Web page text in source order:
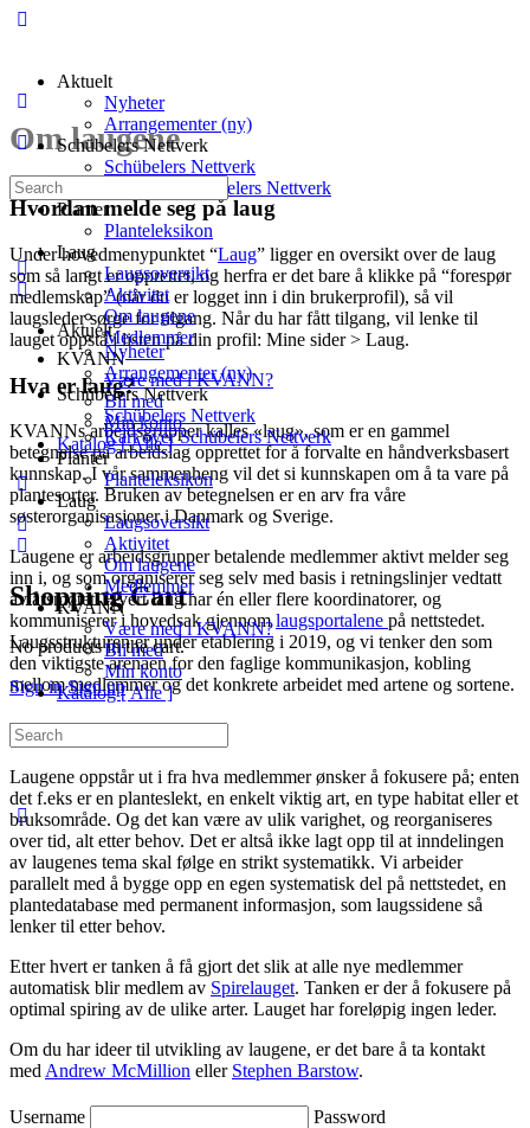
Aktuelt
Nyheter
Arrangementer (ny)
Schübelers Nettverk
Schübelers Nettverk
Kart over Schübelers Nettverk
Planter
Planteleksikon
Laug
Laugsoversikt
Aktivitet
Om laugene
Medlemmer
KVANN
Være med i KVANN?
Bli med
Min konto
Katalog [ Alle ]
Shopping Cart
No products in the cart.
Sign in Sign up
Search
for:
Aktuelt
Nyheter
Arrangementer (ny)
Schübelers Nettverk
Schübelers Nettverk
Kart over Schübelers Nettverk
Planter
Planteleksikon
Laug
Laugsoversikt
Aktivitet
Om laugene
Medlemmer
KVANN
Være med i KVANN?
Bli med
Min konto
Katalog [ Alle ]
Search
for:
Om laugene
Hvordan melde seg på laug
Under hovedmenypunktet “Laug” ligger en oversikt over de laug
som så langt er opprettet, og herfra er det bare å klikke på “forespør
medlemskap” (når du er logget inn i din brukerprofil), så vil
laugsleder sørge for tilgang. Når du har fått tilgang, vil lenke til
lauget oppstå i listen på din profil: Mine sider > Laug.
Hva er laug?
KVANNs arbeidsgrupper kalles «laug», som er en gammel
betegnelse på arbeidslag opprettet for å forvalte en håndverksbasert
kunnskap. I vår sammenheng vil det si kunnskapen om å ta vare på
plantesorter. Bruken av betegnelsen er en arv fra våre
søsterorganisasjoner i Danmark og Sverige.
Laugene er arbeidsgrupper betalende medlemmer aktivt melder seg
inn i, og som organiserer seg selv med basis i retningslinjer vedtatt
av årsmøtet. Hvert laug har én eller flere koordinatorer, og
kommuniserer i hovedsak gjennomlaugsportalene på nettstedet.
Laugsstrukturen er under etablering i 2019, og vi tenker den som
den viktigste arenaen for den faglige kommunikasjon, kobling
mellom medlemmer og det konkrete arbeidet med artene og sortene.
Laugenes temaer
Laugene oppstår ut i fra hva medlemmer ønsker å fokusere på; enten
det f.eks er en planteslekt, en enkelt viktig art, en type habitat eller et
bruksområde. Og det kan være av ulik varighet, og reorganiseres
over tid, alt etter behov. Det er altså ikke lagt opp til at inndelingen
av laugenes tema skal følge en strikt systematikk. Vi arbeider
parallelt med å bygge opp en egen systematisk del på nettstedet, en
plantedatabase med permanent informasjon, som laugssidene så
lenker til etter behov.
Etter hvert er tanken å få gjort det slik at alle nye medlemmer
automatisk blir medlem av Spirelauget. Tanken er der å fokusere på
optimal spiring av de ulike arter. Lauget har foreløpig ingen leder.
Om du har ideer til utvikling av laugene, er det bare å ta kontakt
med Andrew McMillion eller Stephen Barstow.
Username Password